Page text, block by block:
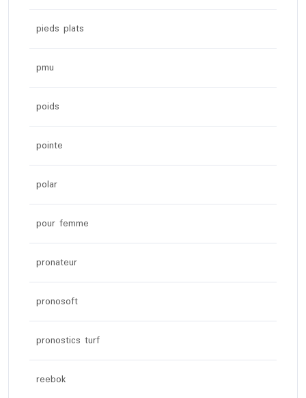
pieds plats
pmu
poids
pointe
polar
pour femme
pronateur
pronosoft
pronostics turf
reebok